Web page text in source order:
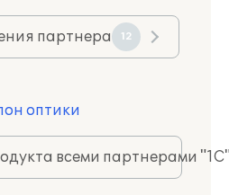
партнера 12
оптики
всеми партнерами